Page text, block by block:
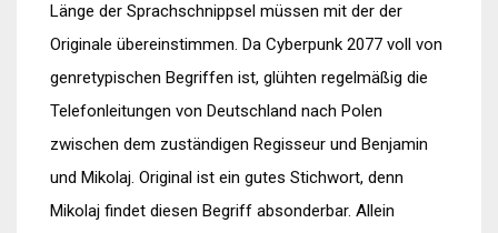
Länge der Sprachschnippsel müssen mit der der
Originale übereinstimmen. Da Cyberpunk 2077 voll von
genretypischen Begriffen ist, glühten regelmäßig die
Telefonleitungen von Deutschland nach Polen
zwischen dem zuständigen Regisseur und Benjamin
und Mikolaj. Original ist ein gutes Stichwort, denn
Mikolaj findet diesen Begriff absonderbar. Allein